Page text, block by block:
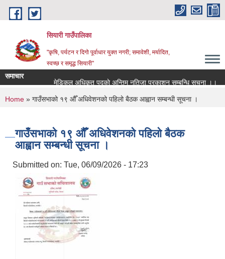
Skip to main content
सियारी गाउँपालिका
"कृषि, पर्यटन र दिगो पूर्वाधार युक्त नगरी; समावेशी, मर्यादित,
स्वच्छ र समृद्ध सियारी"
समाचार
मेडिकल अधिकृत पदकाे अन्तिम नतिजा प्रकाशन सम्बन्धि सुचना ।।
You are here
Home » गाउँसभाको १९ औँ अधिवेशनको पहिलो बैठक आह्वान सम्बन्धी सूचना ।
गाउँसभाको १९ औँ अधिवेशनको पहिलो बैठक
आह्वान सम्बन्धी सूचना ।
Submitted on: Tue, 06/09/2026 - 17:23